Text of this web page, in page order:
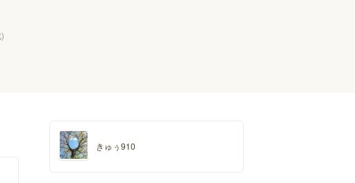
きゅぅ910